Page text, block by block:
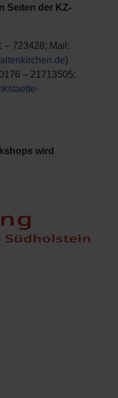
Seiten der KZ-
– 723428; Mail:
)
– 21713505;
wird